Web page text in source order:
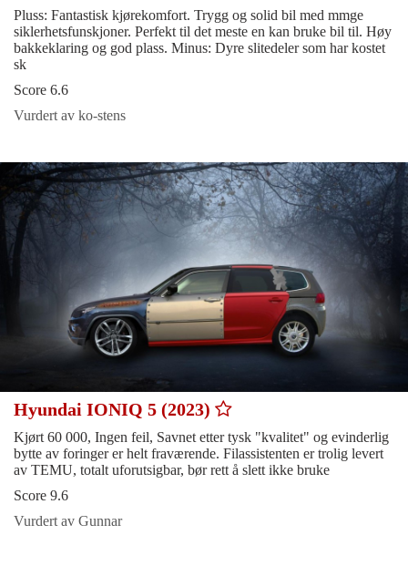
Pluss: Fantastisk kjørekomfort. Trygg og solid bil med mmge
siklerhetsfunskjoner. Perfekt til det meste en kan bruke bil til. Høy
bakkeklaring og god plass. Minus: Dyre slitedeler som har kostet
sk
Score 6.6
Vurdert av ko-stens
Hyundai IONIQ 5 (2023)
Kjørt 60 000, Ingen feil, Savnet etter tysk "kvalitet" og evinderlig
bytte av foringer er helt fraværende. Filassistenten er trolig levert
av TEMU, totalt uforutsigbar, bør rett å slett ikke bruke
Score 9.6
Vurdert av Gunnar